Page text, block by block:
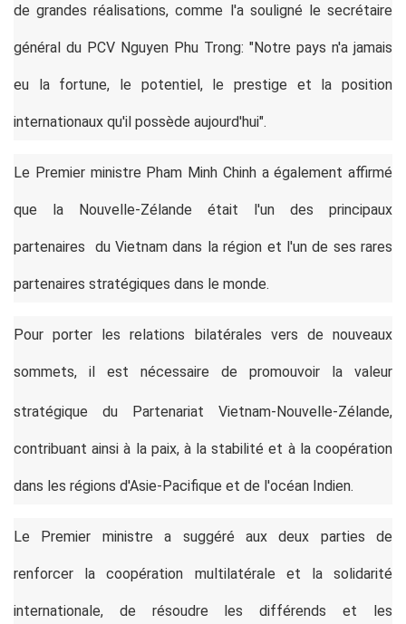
de grandes réalisations, comme l'a souligné le secrétaire
général du PCV Nguyen Phu Trong: "Notre pays n'a jamais
eu la fortune, le potentiel, le prestige et la position
internationaux qu'il possède aujourd'hui".
Le Premier ministre Pham Minh Chinh a également affirmé
que la Nouvelle-Zélande était l'un des principaux
partenaires du Vietnam dans la région et l'un de ses rares
partenaires stratégiques dans le monde.
Pour porter les relations bilatérales vers de nouveaux
sommets, il est nécessaire de promouvoir la valeur
stratégique du Partenariat Vietnam-Nouvelle-Zélande,
contribuant ainsi à la paix, à la stabilité et à la coopération
dans les régions d'Asie-Pacifique et de l'océan Indien.
Le Premier ministre a suggéré aux deux parties de
renforcer la coopération multilatérale et la solidarité
internationale, de résoudre les différends et les